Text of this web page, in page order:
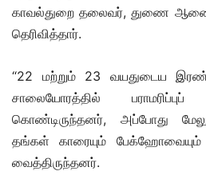
காவல்துறை தலைவர், துணை
தெரிவித்தார்.
“22 மற்றும் 23 வயதுடைய
சாலையோரத்தில்
கொண்டிருந்தனர், அப்போது
தங்கள் காரையும் பேக்ஹோவையும்
வைத்திருந்தனர்.